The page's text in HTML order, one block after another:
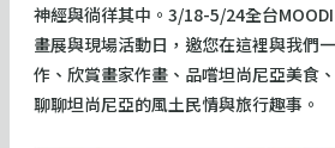
神經與徜徉其中。3/18-5/24全台
畫展與現場活動日，邀您在這裡與我們
作、欣賞畫家作畫、品嚐坦尚尼亞美食
聊聊坦尚尼亞的風土民情與旅行趣事。​